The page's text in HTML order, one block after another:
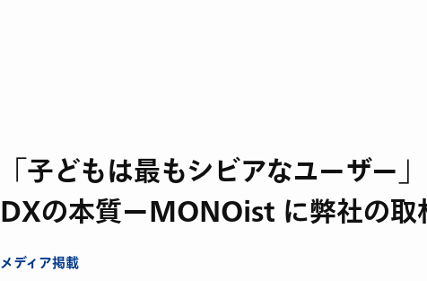
「子どもは最もシビアなユーザー
DXの本質ーMONOist に弊社の取
メディア掲載